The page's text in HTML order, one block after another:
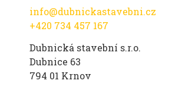
info@dubnickastavebni.cz
+420 734 457 167
Dubnická stavební s.r.o.
Dubnice 63
794 01 Krnov